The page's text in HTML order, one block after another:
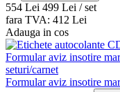
554 Lei 499 Lei / set
fara TVA: 412 Lei
Adauga in cos
Formular aviz insotire